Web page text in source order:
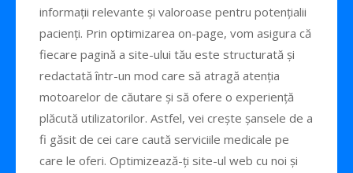
informații relevante și valoroase pentru potențialii
pacienți. Prin optimizarea on-page, vom asigura că
fiecare pagină a site-ului tău este structurată și
redactată într-un mod care să atragă atenția
motoarelor de căutare și să ofere o experiență
plăcută utilizatorilor. Astfel, vei crește șansele de a
fi găsit de cei care caută serviciile medicale pe
care le oferi. Optimizează-ți site-ul web cu noi și